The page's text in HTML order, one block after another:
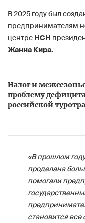
В 2025 году был
предпринимателям
центре НСН
Жанна Кира.
Налог и
проблему
российской
«В прошлом
проделана
помогали
становится